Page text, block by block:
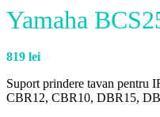
Yamaha
819 lei
Suport prindere tavan pentru
CBR12, CBR10, DBR15,